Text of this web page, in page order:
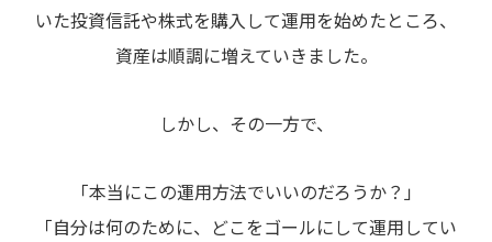
いた投資信託や株式を購入して運用を始めたところ、
資産は順調に増えていきました。
しかし、その一方で、
「本当にこの運用方法でいいのだろうか？」
「自分は何のために、どこをゴールにして運用してい